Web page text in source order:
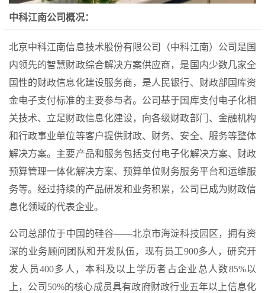
中科江南公司概况：
北京中科江南信息技术股份有限公司（中科江南）公司是国
内领先的智慧财政综合解决方案供应商，是国内少数几家全
国性的财政信息化建设服务商，是人民银行、财政部国库资
金电子支付标准的主要参与者。公司基于国库支付电子化相
关技术、立足财政信息化建设，向各级财政部门、金融机构
和行政事业单位等客户提供财政、财务、安全、服务等整体
解决方案。主要产品和服务包括支付电子化解决方案、财政
预算管理一体化解决方案、预算单位财务服务平台和运维服
务等。经过持续的产品研发和业务积累，公司已成为财政信
息化领域的代表企业。
公司总部位于中国的硅谷——北京市海淀科技园区，拥有资
深的业务顾问团队和开发队伍，现有员工900多人，研究开
发人员400多人，本科及以上学历者占企业总人数85%以
上，公司50%的核心成员具有政府财政行业五年以上信息化